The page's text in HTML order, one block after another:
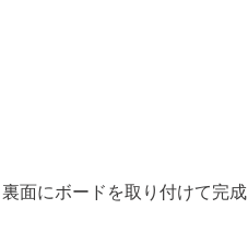
面にボードを取り付けて完成